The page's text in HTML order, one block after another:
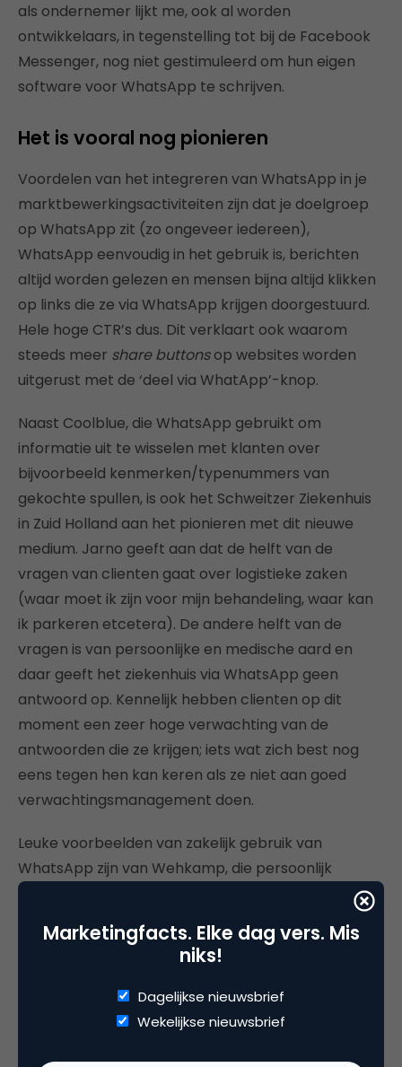
als ondernemer lijkt me, ook al worden
ontwikkelaars, in tegenstelling tot bij de Facebook
Messenger, nog niet gestimuleerd om hun eigen
software voor WhatsApp te schrijven.
Het is vooral nog pionieren
Voordelen van het integreren van WhatsApp in je
marktbewerkingsactiviteiten zijn dat je doelgroep
op WhatsApp zit (zo ongeveer iedereen),
WhatsApp eenvoudig in het gebruik is, berichten
altijd worden gelezen en mensen bijna altijd klikken
op links die ze via WhatsApp krijgen doorgestuurd.
Hele hoge CTR’s dus. Dit verklaart ook waarom
steeds meer share buttonsop websites worden
uitgerust met de ‘deel via WhatApp’-knop.
Naast Coolblue, die WhatsApp gebruikt om
informatie uit te wisselen met klanten over
bijvoorbeeld kenmerken/typenummers van
gekochte spullen, is ook het Schweitzer Ziekenhuis
in Zuid Holland aan het pionieren met dit nieuwe
medium. Jarno geeft aan dat de helft van de
vragen van clienten gaat over logistieke zaken
(waar moet ik zijn voor mijn behandeling, waar kan
ik parkeren etcetera). De andere helft van de
vragen is van persoonlijke en medische aard en
daar geeft het ziekenhuis via WhatsApp geen
antwoord op. Kennelijk hebben clienten op dit
moment een zeer hoge verwachting van de
antwoorden die ze krijgen; iets wat zich best nog
eens tegen hen kan keren als ze niet aan goed
verwachtingsmanagement doen.
Leuke voorbeelden van zakelijk gebruik van
WhatsApp zijn van Wehkamp, die persoonlijk
stijladvies geeft (Jarno: “Ga het gelijk doen nu het
onderneming die een persoonlijk voedingsadvies
geeft voor 12,95 euro per maand. Meer voorbeelden
(zoals webcare-afdelingen die de app gebruiken
om snel met collega’s in contact te komen) zin te
Marketingfacts. Elke dag vers. Mis
niks!
Dagelijkse nieuwsbrief
Wekelijkse nieuwsbrief